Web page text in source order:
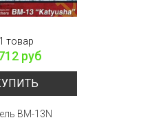
1 товар
руб
BM-13N